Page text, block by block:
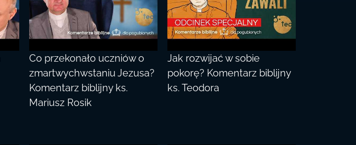
Co przekonało uczniów o
zmartwychwstaniu Jezusa?
Komentarz biblijny ks.
Mariusz Rosik
Jak rozwijać w sobie
pokorę? Komentarz biblijny
ks. Teodora